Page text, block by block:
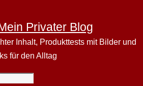
Privater Blog
Inhalt, Produkttests mit Bilder und
für den Alltag